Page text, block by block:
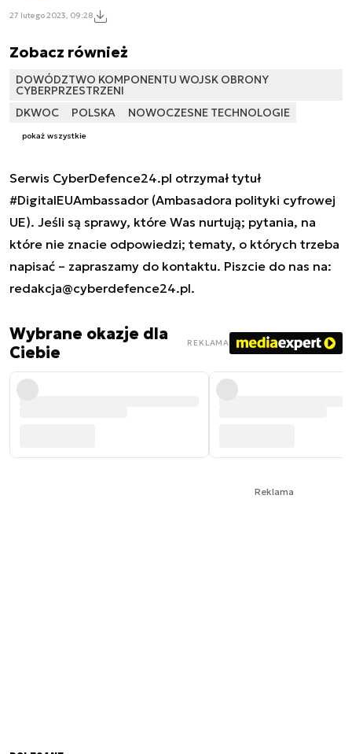
27 lutego 2023, 09:28
Zobacz również
DOWÓDZTWO KOMPONENTU WOJSK OBRONY
CYBERPRZESTRZENI
DKWOC
POLSKA NOWOCZESNE TECHNOLOGIE
pokaż wszystkie
Serwis CyberDefence24.pl otrzymał tytuł
#DigitalEUAmbassador (Ambasadora polityki cyfrowej
UE). Jeśli są sprawy, które Was nurtują; pytania, na
które nie znacie odpowiedzi; tematy, o których trzeba
napisać – zapraszamy do kontaktu. Piszcie do nas na:
redakcja@cyberdefence24.pl.
Wybrane okazje dla
Ciebie
REKLAMA
Reklama